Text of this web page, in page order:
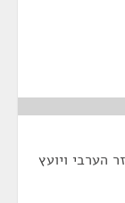
הערבי ויועץ